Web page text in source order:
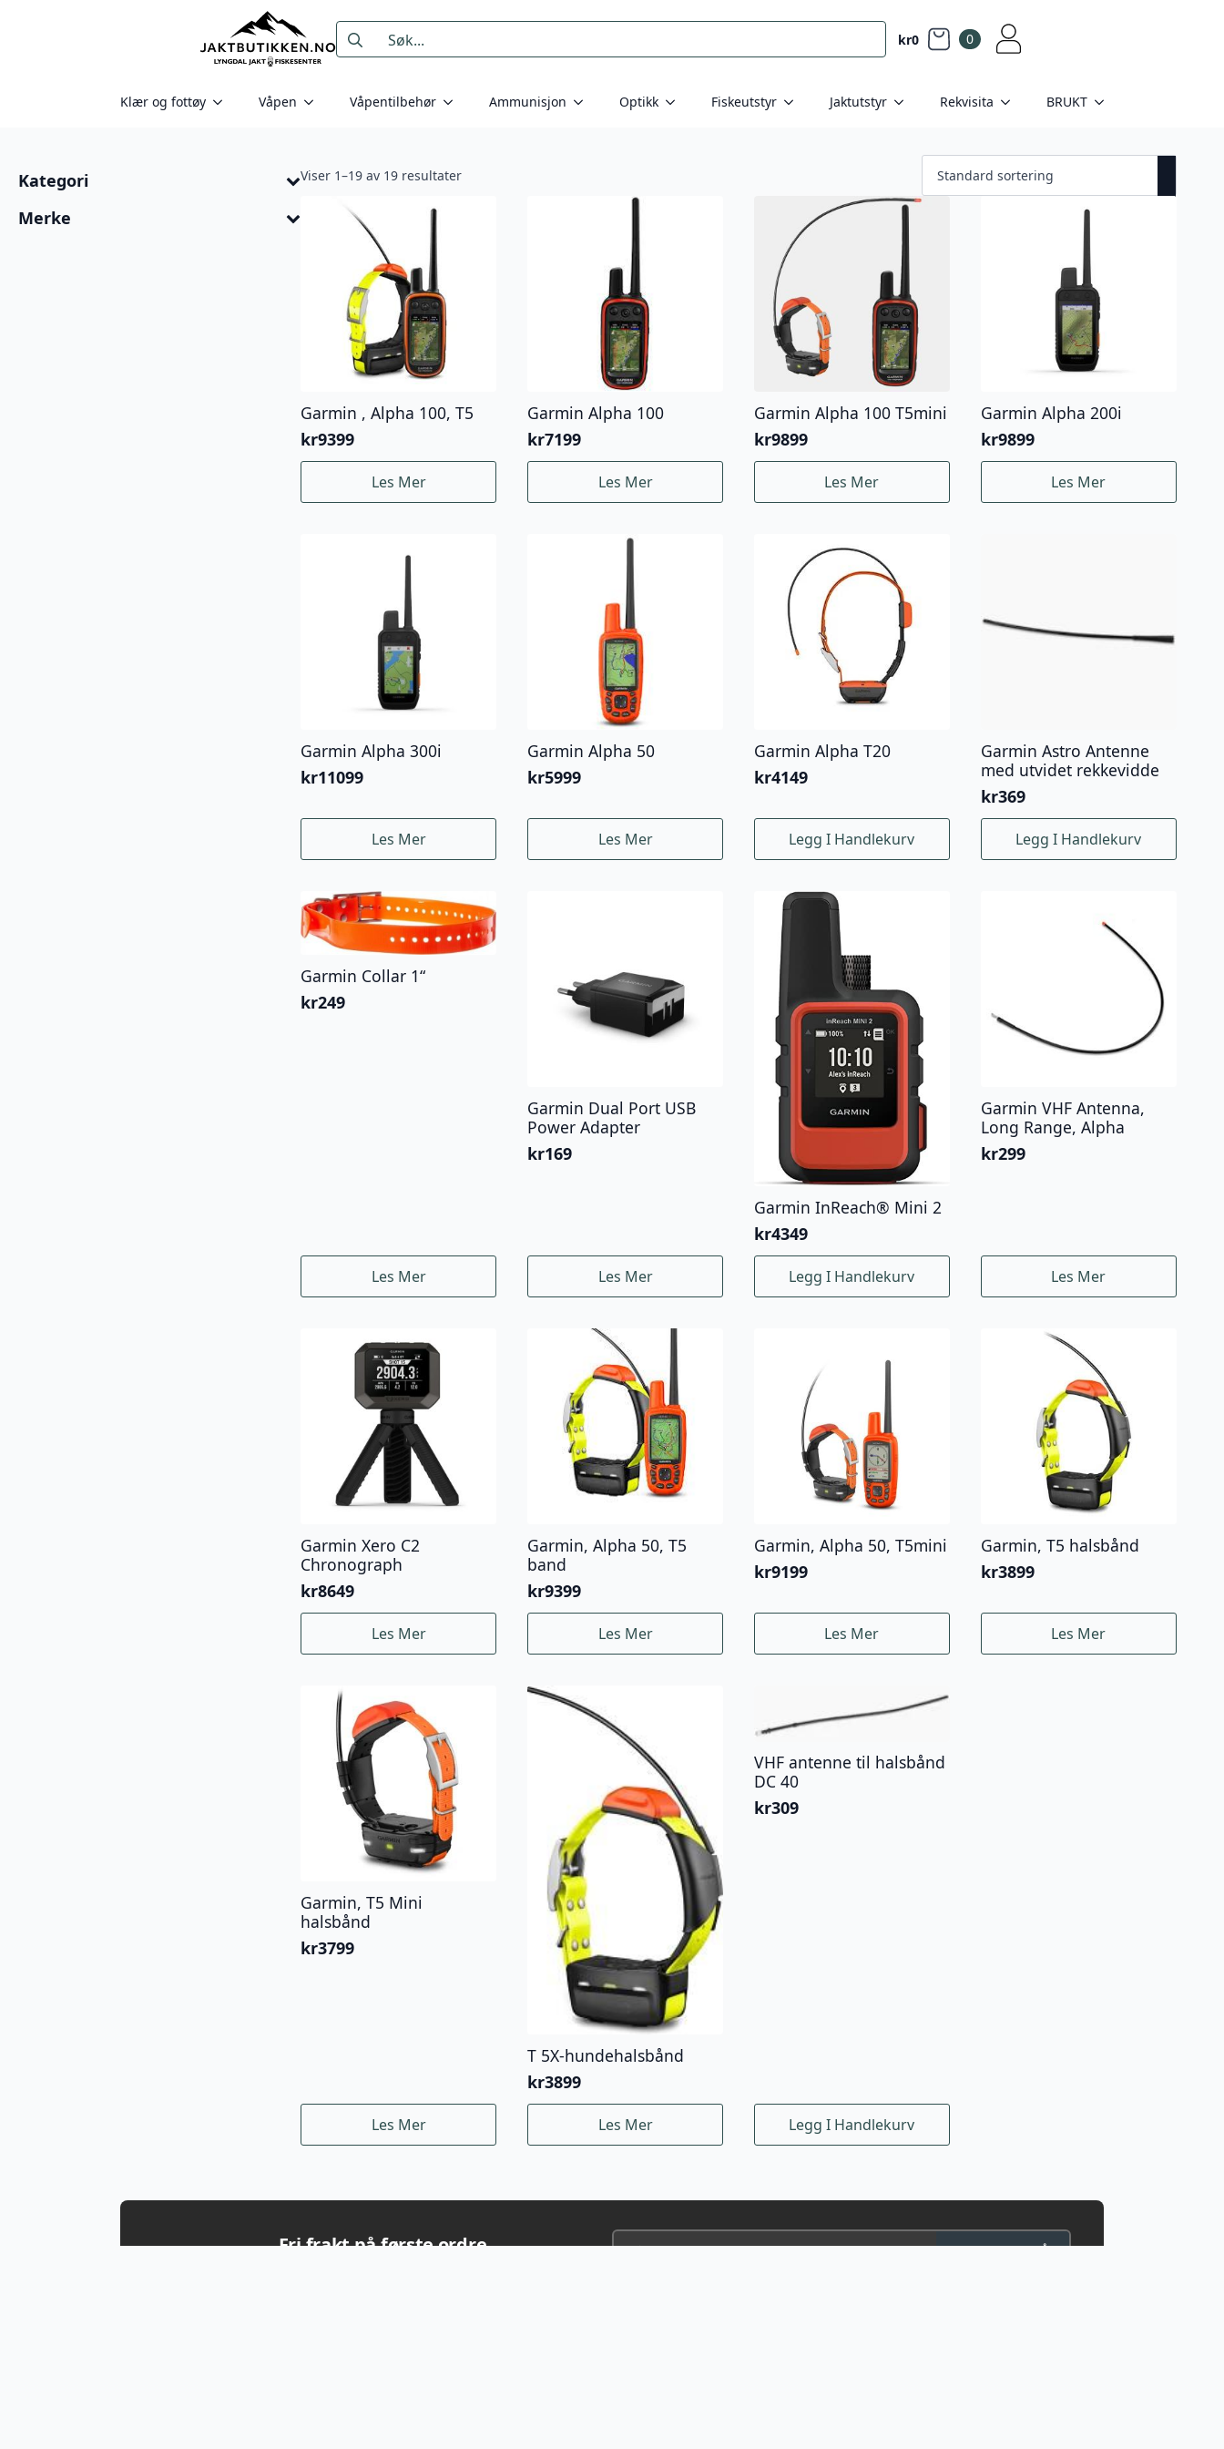
Search
for:
kr0 0
Klær og fottøy Våpen Våpentilbehør Ammunisjon Optikk Fiskeutstyr Jaktutstyr Rekvisita BRUKT
Kategori
Merke
Viser 1–19 av 19 resultater
Garmin , Alpha 100, T5
kr9399
Les Mer
Garmin Alpha 100
kr7199
Les Mer
Garmin Alpha 100 T5mini
kr9899
Les Mer
Garmin Alpha 200i
kr9899
Les Mer
Garmin Alpha 300i
kr11099
Les Mer
Garmin Alpha 50
kr5999
Les Mer
Garmin Alpha T20
kr4149
Legg I Handlekurv
Garmin Astro Antenne
med utvidet rekkevidde
kr369
Legg I Handlekurv
Garmin Collar 1“
kr249
Les Mer
Garmin Dual Port USB
Power Adapter
kr169
Les Mer
Garmin InReach® Mini 2
kr4349
Legg I Handlekurv
Garmin VHF Antenna,
Long Range, Alpha
kr299
Les Mer
Garmin Xero C2
Chronograph
kr8649
Les Mer
Garmin, Alpha 50, T5
band
kr9399
Les Mer
Garmin, Alpha 50, T5mini
kr9199
Les Mer
Garmin, T5 halsbånd
kr3899
Les Mer
Garmin, T5 Mini
halsbånd
kr3799
Les Mer
T 5X-hundehalsbånd
kr3899
Les Mer
VHF antenne til halsbånd
DC 40
kr309
Legg I Handlekurv
Fri frakt på første ordre MELD MEG PÅ